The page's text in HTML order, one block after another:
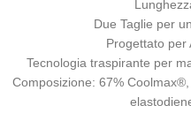
Due Taglie per
Progettato per
Tecnologia traspirante per
Composizione: 67%